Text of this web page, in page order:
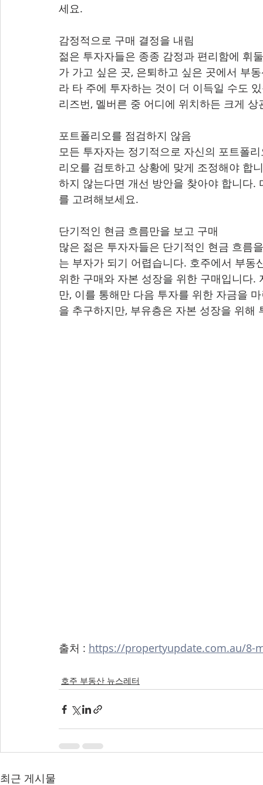
세요.
감정적으로 구매 결정을 내림
젊은 투자자들은 종종 감정과 편리함에 휘
가 가고 싶은 곳, 은퇴하고 싶은 곳에서 부
라 타 주에 투자하는 것이 더 이득일 수도
리즈번, 멜버른 중 어디에 위치하든 크게 상
포트폴리오를 점검하지 않음
모든 투자자는 정기적으로 자신의 포트폴
리오를 검토하고 상황에 맞게 조정해야 합
하지 않는다면 개선 방안을 찾아야 합니다.
를 고려해보세요.
단기적인 현금 흐름만을 보고 구매
많은 젊은 투자자들은 단기적인 현금 흐름
는 부자가 되기 어렵습니다. 호주에서 부
위한 구매와 자본 성장을 위한 구매입니다
만, 이를 통해만 다음 투자를 위한 자금을
을 추구하지만, 부유층은 자본 성장을 위해
출처 : https://propertyupdate.com.au/8-
호주 부동산 뉴스레터
최근 게시물